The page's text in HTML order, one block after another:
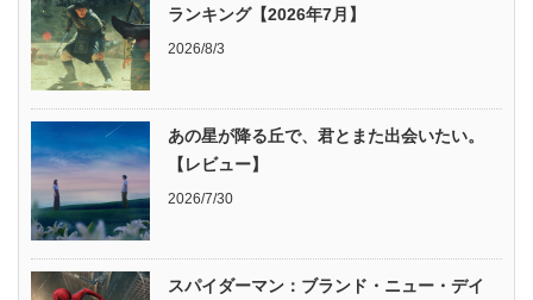
ランキング【2026年7月】
2026/8/3
あの星が降る丘で、君とまた出会いたい。
【レビュー】
2026/7/30
スパイダーマン：ブランド・ニュー・デイ